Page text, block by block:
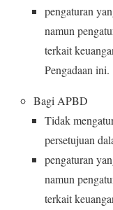
pengaturan
namun
terkait
Pengadaan ini.
Bagi APBD
Tidak
persetujuan
pengaturan
namun
terkait